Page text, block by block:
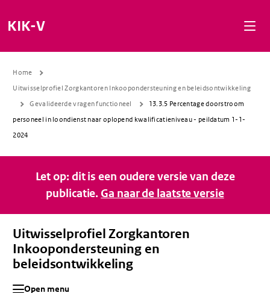
KIK-V
Home
Uitwisselprofiel Zorgkantoren Inkoopondersteuning en beleidsontwikkeling
Gevalideerde vragen functioneel
13.3.5 Percentage doorstroom
personeel in loondienst naar oplopend kwalificatieniveau - peildatum 1-1-
2024
Let op: dit is een oudere versie van deze
publicatie. Ga naar de laatste versie
Uitwisselprofiel Zorgkantoren
Inkoopondersteuning en
beleidsontwikkeling
Open menu